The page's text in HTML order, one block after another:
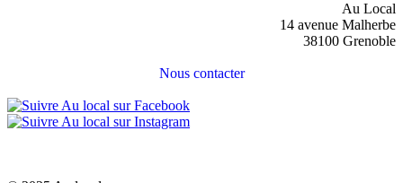
Au Local
14 avenue Malherbe
38100 Grenoble
Nous contacter